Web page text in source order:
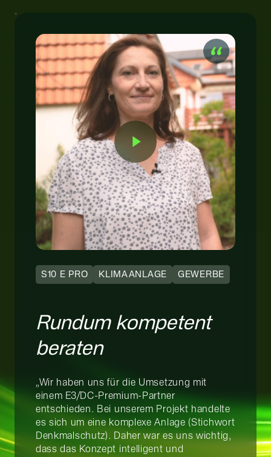
S10 E PRO KLIMAANLAGE GEWERBE
Rundum kompetent
beraten
„Wir haben uns für die Umsetzung mit
einem E3/DC-Premium-Partner
entschieden. Bei unserem Projekt handelte
es sich um eine komplexe Anlage (Stichwort
Denkmalschutz). Daher war es uns wichtig,
dass das Konzept intelligent und
Play Video
Play Video